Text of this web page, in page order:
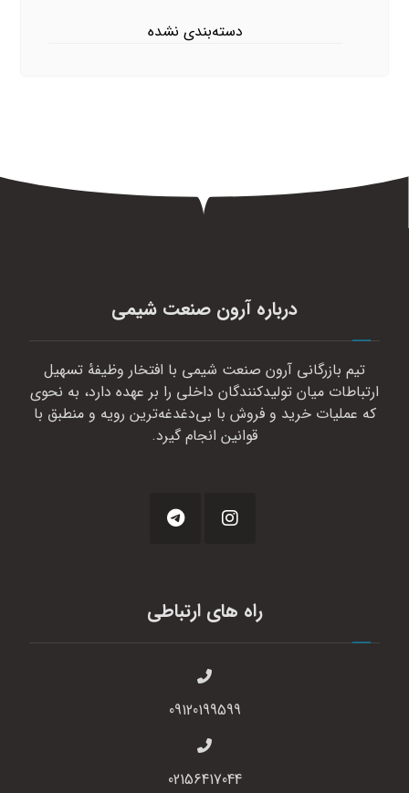
دسته‌بندی نشده
درباره آرون صنعت شیمی
تیم بازرگانی آرون صنعت شیمی با افتخار وظیفهٔ تسهیل
ارتباطات میان تولیدکنندگان داخلی را بر عهده دارد، به نحوی
که عملیات خرید و فروش با بی‌دغدغه‌ترین رویه و منطبق با
قوانین انجام گیرد.
راه های ارتباطی
09120199599
02156417044